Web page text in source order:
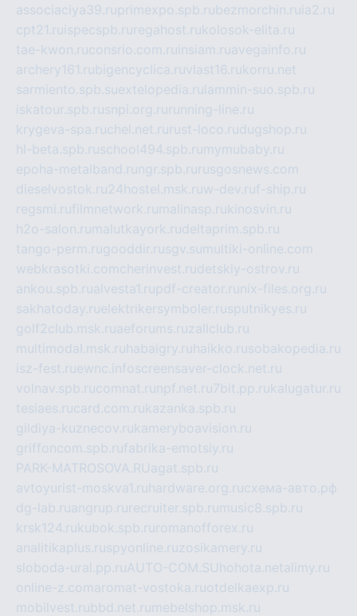
associaciya39.ruprimexpo.spb.rubezmorchin.ru ia2.ru
cpt21.ru ispecspb.ru regahost.rukolosok-elita.ru
tae-kwon.ruconsrio.com.ru insiam.ruavegainfo.ru
archery161.rubigencyclica.ruvlast16.rukorru.net
sarmiento.spb.suextelopedia.ru lammin-suo.spb.ru
iskatour.spb.rusnpi.org.ru running-line.ru
krygeva-spa.ruchel.net.ru rust-loco.rudugshop.ru
hl-beta.spb.ruschool494.spb.ru mymubaby.ru
epoha-metalband.ru ngr.spb.ru rusgosnews.com
dieselvostok.ru24hostel.msk.ruw-dev.ruf-ship.ru
regsmi.rufilmnetwork.ru malinasp.rukinosvin.ru
h2o-salon.ru malutkayork.rudeltaprim.spb.ru
tango-perm.rugooddir.rusgv.su multiki-online.com
webkrasotki.comcherinvest.rudetskiy-ostrov.ru
ankou.spb.rualvesta1.rupdf-creator.ru nix-files.org.ru
sakhatoday.ruelektrikersymboler.rusputnikyes.ru
golf2club.msk.ruaeforums.ruzallclub.ru
multimodal.msk.ru habaigry.ru haikko.rusobakopedia.ru
isz-fest.ruewnc.infoscreensaver-clock.net.ru
volnav.spb.rucomnat.ru npf.net.ru 7bit.pp.rukalugatur.ru
tesiaes.rucard.com.rukazanka.spb.ru
gildiya-kuznecov.rukameryboavision.ru
griffoncom.spb.rufabrika-emotsiy.ru
PARK-MATROSOVA.RUagat.spb.ru
avtoyurist-moskva1.ru hardware.org.ruсхема-авто.рф
dg-lab.ruangrup.ru recruiter.spb.ru music8.spb.ru
krsk124.rukubok.spb.ru romanofforex.ru
analitikaplus.ruspyonline.ruzosikamery.ru
sloboda-ural.pp.ruAUTO-COM.SU hohota.net alimy.ru
online-z.comaromat-vostoka.ruotdelkaexp.ru
mobilvest.rubbd.net.ru mebelshop.msk.ru